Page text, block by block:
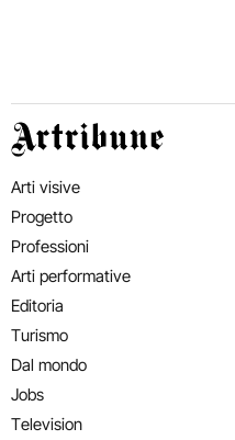
Artribune
Arti visive
Progetto
Professioni
Arti performative
Editoria
Turismo
Dal mondo
Jobs
Television